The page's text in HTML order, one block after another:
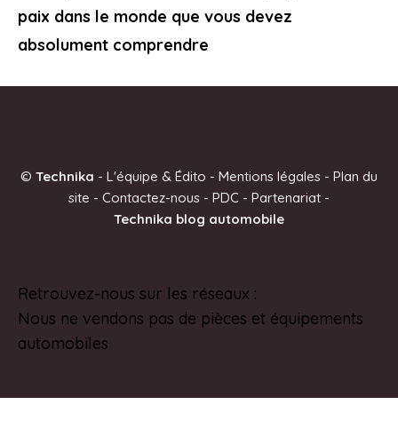
paix dans le monde que vous devez
absolument comprendre
© Technika - L'équipe & Édito - Mentions légales - Plan du
site - Contactez-nous - PDC - Partenariat -
Technika blog automobile
Retrouvez-nous sur les réseaux :
Nous ne vendons pas de pièces et équipements
automobiles